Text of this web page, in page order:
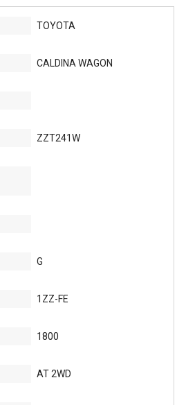
TOYOTA
CALDINA WAGON
ZZT241W
G
1ZZ-FE
1800
AT 2WD